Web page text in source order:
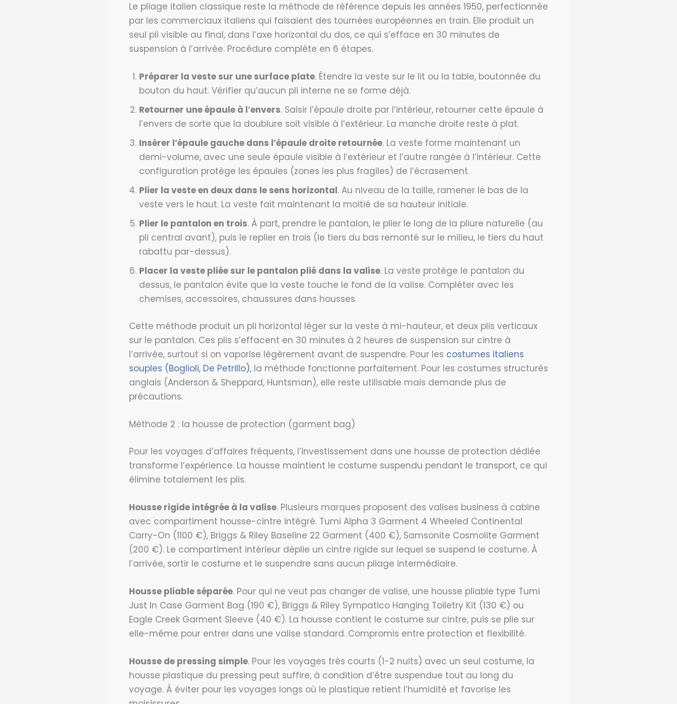
Le pliage italien classique reste la méthode de référence depuis les années 1950, perfectionnée
par les commerciaux italiens qui faisaient des tournées européennes en train. Elle produit un
seul pli visible au final, dans l’axe horizontal du dos, ce qui s’efface en 30 minutes de
suspension à l’arrivée. Procédure complète en 6 étapes.
Préparer la veste sur une surface plate. Étendre la veste sur le lit ou la table, boutonnée du
bouton du haut. Vérifier qu’aucun pli interne ne se forme déjà.
Retourner une épaule à l’envers. Saisir l’épaule droite par l’intérieur, retourner cette épaule à
l’envers de sorte que la doublure soit visible à l’extérieur. La manche droite reste à plat.
Insérer l’épaule gauche dans l’épaule droite retournée. La veste forme maintenant un
demi-volume, avec une seule épaule visible à l’extérieur et l’autre rangée à l’intérieur. Cette
configuration protège les épaules (zones les plus fragiles) de l’écrasement.
Plier la veste en deux dans le sens horizontal. Au niveau de la taille, ramener le bas de la
veste vers le haut. La veste fait maintenant la moitié de sa hauteur initiale.
Plier le pantalon en trois. À part, prendre le pantalon, le plier le long de la pliure naturelle (au
pli central avant), puis le replier en trois (le tiers du bas remonté sur le milieu, le tiers du haut
rabattu par-dessus).
Placer la veste pliée sur le pantalon plié dans la valise. La veste protège le pantalon du
dessus, le pantalon évite que la veste touche le fond de la valise. Compléter avec les
chemises, accessoires, chaussures dans housses.
Cette méthode produit un pli horizontal léger sur la veste à mi-hauteur, et deux plis verticaux
sur le pantalon. Ces plis s’effacent en 30 minutes à 2 heures de suspension sur cintre à
l’arrivée, surtout si on vaporise légèrement avant de suspendre. Pour les costumes italiens
souples (Boglioli, De Petrillo), la méthode fonctionne parfaitement. Pour les costumes structurés
anglais (Anderson & Sheppard, Huntsman), elle reste utilisable mais demande plus de
précautions.
Méthode 2 : la housse de protection (garment bag)
Pour les voyages d’affaires fréquents, l’investissement dans une housse de protection dédiée
transforme l’expérience. La housse maintient le costume suspendu pendant le transport, ce qui
élimine totalement les plis.
Housse rigide intégrée à la valise. Plusieurs marques proposent des valises business à cabine
avec compartiment housse-cintre intégré. Tumi Alpha 3 Garment 4 Wheeled Continental
Carry-On (1100 €), Briggs & Riley Baseline 22 Garment (400 €), Samsonite Cosmolite Garment
(200 €). Le compartiment intérieur déplie un cintre rigide sur lequel se suspend le costume. À
l’arrivée, sortir le costume et le suspendre sans aucun pliage intermédiaire.
Housse pliable séparée. Pour qui ne veut pas changer de valise, une housse pliable type Tumi
Just In Case Garment Bag (190 €), Briggs & Riley Sympatico Hanging Toiletry Kit (130 €) ou
Eagle Creek Garment Sleeve (40 €). La housse contient le costume sur cintre, puis se plie sur
elle-même pour entrer dans une valise standard. Compromis entre protection et flexibilité.
Housse de pressing simple. Pour les voyages très courts (1-2 nuits) avec un seul costume, la
housse plastique du pressing peut suffire, à condition d’être suspendue tout au long du
voyage. À éviter pour les voyages longs où le plastique retient l’humidité et favorise les